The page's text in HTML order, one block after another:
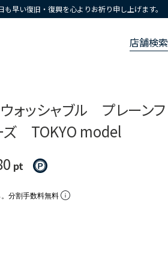
早い復旧・復興を心よりお祈り申し上げます。
店舗検索
ォッシャブル プレーンフ
ズ TOKYO model
pt
。分割手数料無料